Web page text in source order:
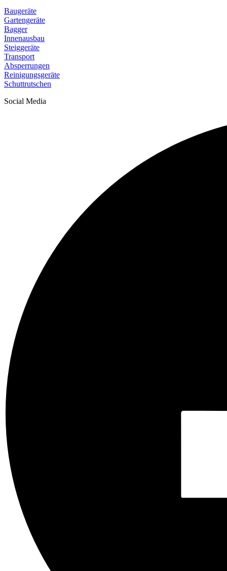
Baugeräte
Gartengeräte
Bagger
Innenausbau
Steiggeräte
Transport
Absperrungen
Reinigungsgeräte
Schuttrutschen
Social Media